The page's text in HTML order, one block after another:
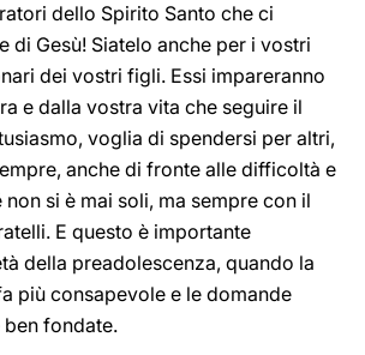
dello Spirito Santo che ci
di Gesù! Siatelo anche per i vostri
dei vostri figli. Essi impareranno
e dalla vostra vita che seguire il
voglia di spendersi per altri,
anche di fronte alle difficoltà e
si è mai soli, ma sempre con il
E questo è importante
della preadolescenza, quando la
più consapevole e le domande
fondate.